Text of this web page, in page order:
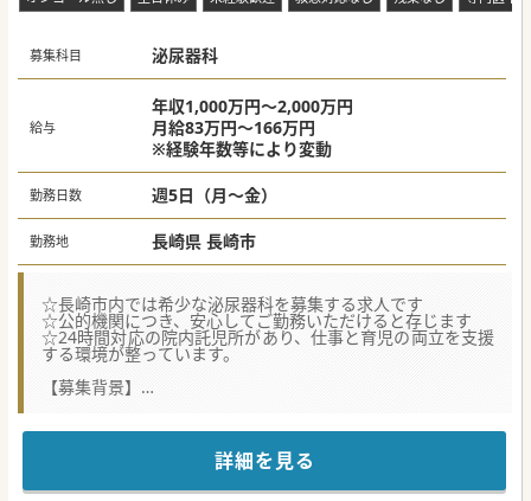
募集科目 泌尿器科
給与
年収1,000万円～2,000万円
月給83万円～166万円
※経験年数等により変動
勤務日数 週5日（月～金）
勤務地 長崎県 長崎市
☆長崎市内では希少な泌尿器科を募集する求人です
☆公的機関につき、安心してご勤務いただけると存じます
☆24時間対応の院内託児所があり、仕事と育児の両立を支援
する環境が整っています。
【募集背景】
■新病院開院以降、受診者数が増加傾向にあり、医療スタッ
■現在は非常勤体制ですが診療機能の拡充に力を入れてお
り、核となっていただける常勤医師を募集しています。
■経験豊富なベテランの先生はもちろん、これから経験を積
んでいきたい若手の先生も歓迎しています。
詳細を見る